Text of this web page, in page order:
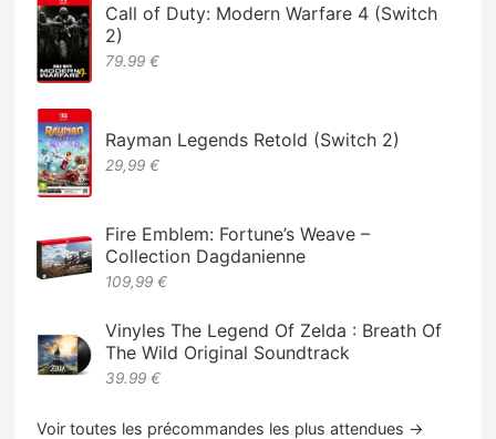
Call of Duty: Modern Warfare 4 (Switch
2)
79.99 €
Rayman Legends Retold (Switch 2)
29,99 €
Fire Emblem: Fortune’s Weave –
Collection Dagdanienne
109,99 €
Vinyles The Legend Of Zelda : Breath Of
The Wild Original Soundtrack
39.99 €
Voir toutes les précommandes les plus attendues →